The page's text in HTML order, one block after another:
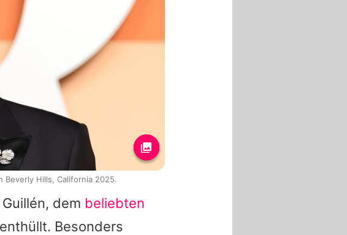
dem beliebten
Besonders
Beverly Hills, California 2025.